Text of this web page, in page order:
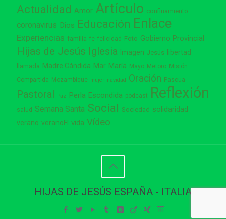
Actualidad Amor Artículo confinamiento
coronavirus Dios Educación Enlace
Experiencias familia fe felicidad Foto Gobierno Provincial
Hijas de Jesús Iglesia Imagen Jesús libertad
llamada Madre Cándida Mar María Mayo Metoro Misión
Compartida Mozambique mujer navidad Oración Pascua
Pastoral Paz Perla Escondida podcast Reflexión
salud Semana Santa Social Sociedad solidaridad
verano veranoFI vida Vídeo
HIJAS DE JESÚS ESPAÑA - ITALIA